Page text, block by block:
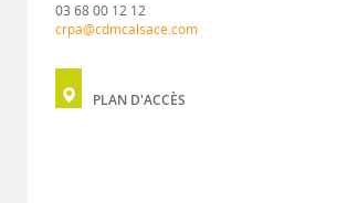
03 68 00 12 12
crpa@cdmcalsace.com
PLAN D'ACCÈS